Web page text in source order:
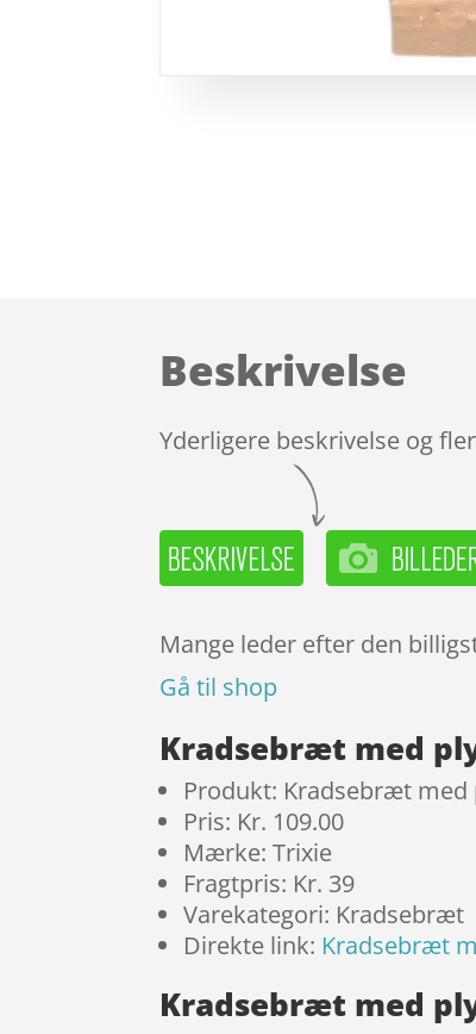
Beskrivelse
Yderligere beskrivelse og
Mange leder efter den
Gå til shop
Kradsebræt med
Produkt: Kradsebræt
Pris: Kr. 109.00
Mærke: Trixie
Fragtpris: Kr. 39
Varekategori: Kradsebræt
Direkte link: Kradsebræt
Kradsebræt med